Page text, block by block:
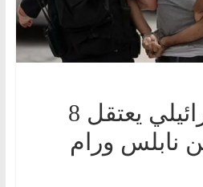
الاحتلال الإسرائيلي يعتقل 8
نابلس ورام